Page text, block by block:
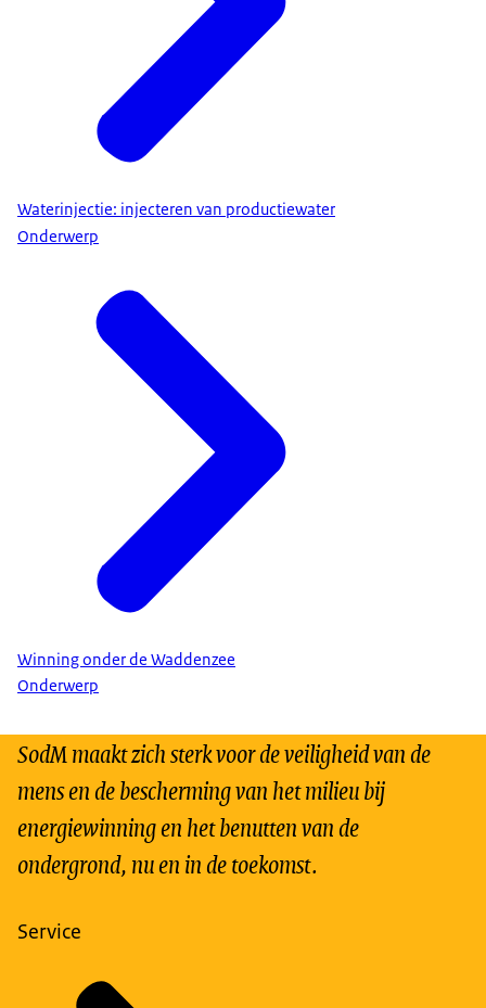
Waterinjectie: injecteren van productiewater
Onderwerp
Winning onder de Waddenzee
Onderwerp
SodM maakt zich sterk voor de veiligheid van de
mens en de bescherming van het milieu bij
energiewinning en het benutten van de
ondergrond, nu en in de toekomst.
Service